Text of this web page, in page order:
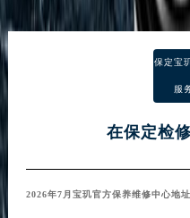
保定宝
服
在保定检
2026年7月宝玑官方保养维修中心地